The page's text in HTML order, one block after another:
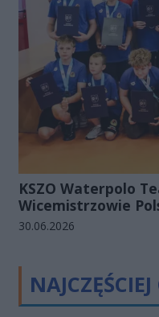
KSZO Waterpolo
Wicemistrzowie
Data dodania galerii:
30.06.2026